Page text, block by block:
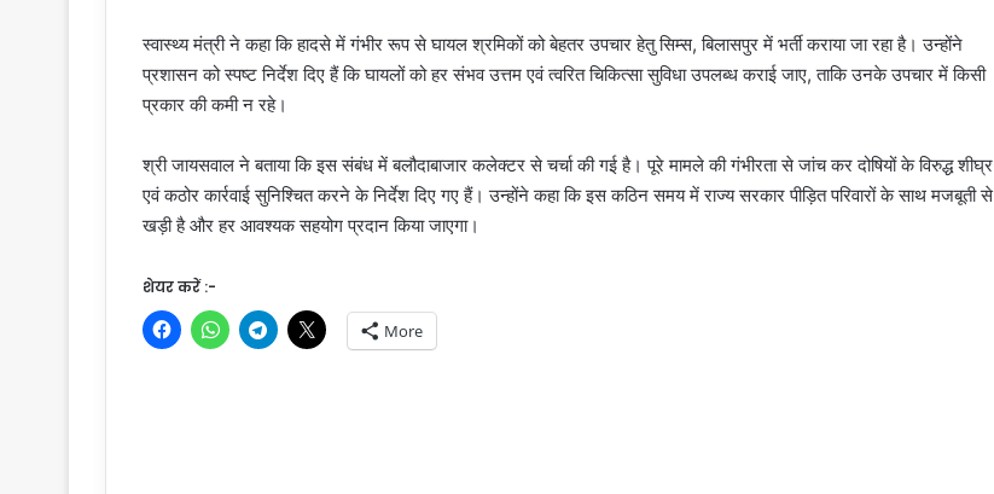
स्वास्थ्य मंत्री ने कहा कि हादसे में गंभीर रूप से घायल श्रमिकों को बेहतर उपचार हेतु सिम्स, बिलासपुर में भर्ती कराया जा रहा है। उन्होंने
प्रशासन को स्पष्ट निर्देश दिए हैं कि घायलों को हर संभव उत्तम एवं त्वरित चिकित्सा सुविधा उपलब्ध कराई जाए, ताकि उनके उपचार में किसी
प्रकार की कमी न रहे।
श्री जायसवाल ने बताया कि इस संबंध में बलौदाबाजार कलेक्टर से चर्चा की गई है। पूरे मामले की गंभीरता से जांच कर दोषियों के विरुद्ध शीघ्र
एवं कठोर कार्रवाई सुनिश्चित करने के निर्देश दिए गए हैं। उन्होंने कहा कि इस कठिन समय में राज्य सरकार पीड़ित परिवारों के साथ मजबूती से
खड़ी है और हर आवश्यक सहयोग प्रदान किया जाएगा।
शेयर करें :-
More